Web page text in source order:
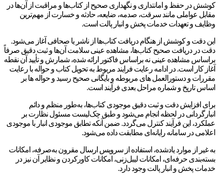
کوشش در حفظ و امانتداری و نگهداری صحیح از کتاب‌ها و مراقبت از آن‌ها در
مقابل عواملی مانند سرقت، صدمه، ضایعه، حادثه و خسارت از مهم‌ترین
وظایف و تعهدات خدمات پخش و انبار پالت است.
این دقت و کوشش از هنگام دریافت کتاب‌ها از ناشر یا صحافی آغاز می‌شود.
دقت در دریافت صحیح کتاب‌ها، مشاهده عینی سلامت آن‌ها و ثبت دقیق صرفاً
براساس مشاهده عینی نه براساس فاکتور ارائه شده، شمارش و تأیید آن نقطه
آغاز کار است. در ادامه رعایت فرایند مربوط به تحویل کتاب و حواله با رعایت
مقررات و دستورالعمل های مربوطه و بایگانی صحیح رسید و حواله ها بر
اساس تاریخ و شماره مراحل بعدی فرآیند است.
برای افزایش دقت و ثبت دقیق موجودی کتاب‌ها،‌ به‌طور منظم و دائم
انبارگردانی در لحظه انجام می‌شود و طبق چک‌لیست مسئول نظارت بر
عملکرد، این فرآیند کنترل می‌گردد. ضمن آنکه تطابق موجودی انبار با موجودی
اعلامی در سامانه رایانه‌ای مطابقت داده می‌شود.
به غیر از موارد یادشده، استفاده از سرویس ارسال مقرون به‌صرفه، امکانات
بسته‌بندی حرفه‌ای، امکانات لیبل‌زنی، امکانات کاورکردن و نظایر آن نیز در
خدمات پخش و انبار پالت وجود دارد.